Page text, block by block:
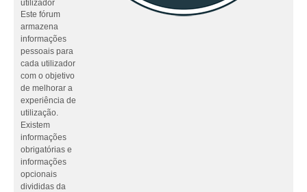
utilizador
Este fórum
armazena
informações
pessoais para
cada utilizador
com o objetivo
de melhorar a
experiência de
utilização.
Existem
informações
obrigatórias e
informações
opcionais
divididas da